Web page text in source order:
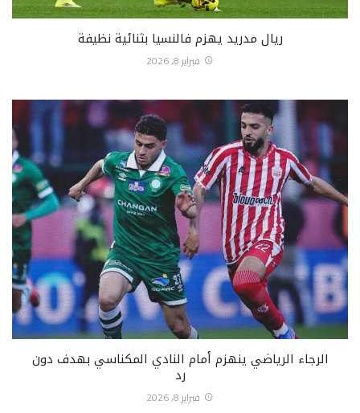
ريال مدريد يهزم فالنسيا بثنائية نظيفة
فبراير 8, 2026
الرجاء الرياضي ينهزم أمام النادي المكناسي بهدف دون
رد
فبراير 8, 2026